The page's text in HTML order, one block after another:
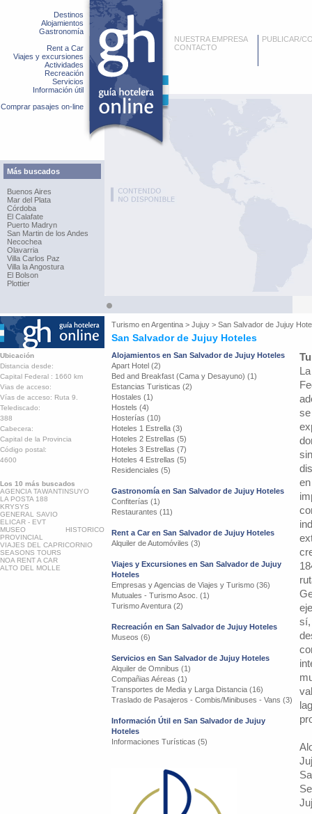
Destinos
Alojamientos
Gastronomía
Rent a Car
Viajes y excursiones
Actividades
Recreación
Servicios
Información útil
Comprar pasajes on-line
Más buscados
Buenos Aires
Mar del Plata
Córdoba
El Calafate
Puerto Madryn
San Martin de los Andes
Necochea
Olavarria
Villa Carlos Paz
Villa la Angostura
El Bolson
Plottier
NUESTRA EMPRESA
CONTACTO
PUBLICAR/
Turismo enArgentina > Jujuy > San Salvador de Jujuy
San Salvador de Jujuy Hoteles
Ubicación
Distancia desde:
Capital Federal : 1660 km
Vias de acceso:
Vías de acceso: Ruta 9.
Telediscado:
388
Cabecera:
Capital de la Provincia
Código postal:
4600
Los 10 más buscados
AGENCIA TAWANTINSUYO
LA POSTA 188
KRYSYS
GENERAL SAVIO
ELICAR - EVT
MUSEO HISTORICO
PROVINCIAL
VIAJES DEL CAPRICORNIO
SEASONS TOURS
NOA RENT A CAR
ALTO DEL MOLLE
Alojamientos en San Salvador de Jujuy Hoteles
Apart Hotel (2)
Bed and Breakfast (Cama y Desayuno) (1)
Estancias Turisticas (2)
Hostales (1)
Hostels (4)
Hosterías (10)
Hoteles 1 Estrella (3)
Hoteles 2 Estrellas (5)
Hoteles 3 Estrellas (7)
Hoteles 4 Estrellas (5)
Residenciales (5)
Gastronomía en San Salvador de Jujuy Hoteles
Confiterías (1)
Restaurantes (11)
Rent a Car en San Salvador de Jujuy Hoteles
Alquiler de Automóviles (3)
Viajes y Excursiones en San Salvador de Jujuy
Hoteles
Empresas y Agencias de Viajes y Turismo (36)
Mutuales - Turismo Asoc. (1)
Turismo Aventura (2)
Recreación en San Salvador de Jujuy Hoteles
Museos (6)
Servicios en San Salvador de Jujuy Hoteles
Alquiler de Omnibus (1)
Compañias Aéreas (1)
Transportes de Media y Larga Distancia (16)
Traslado de Pasajeros - Combis/Minibuses - Vans (3)
Información Útil en San Salvador de Jujuy
Hoteles
Informaciones Turísticas (5)
sí,